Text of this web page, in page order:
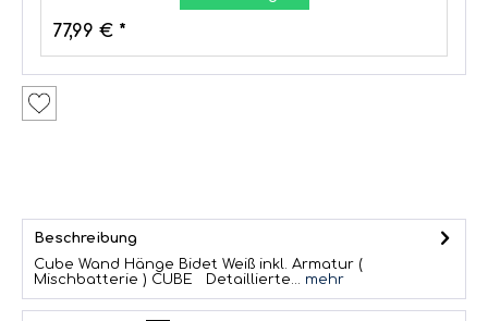
77,99 € *
Beschreibung
Cube Wand Hänge Bidet Weiß inkl. Armatur (
Mischbatterie ) CUBE Detaillierte... mehr